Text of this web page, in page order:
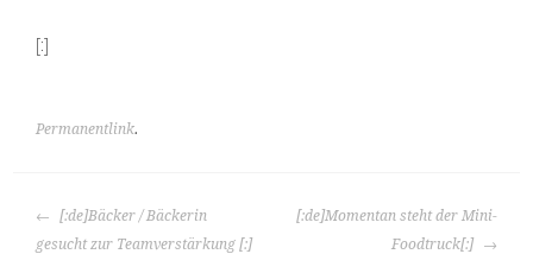
[:]
Permanentlink.
ARTIKEL-
NAVIGATION
[:de]Bäcker / Bäckerin
gesucht zur Teamverstärkung [:]
[:de]Momentan steht der Mini-
Foodtruck[:]